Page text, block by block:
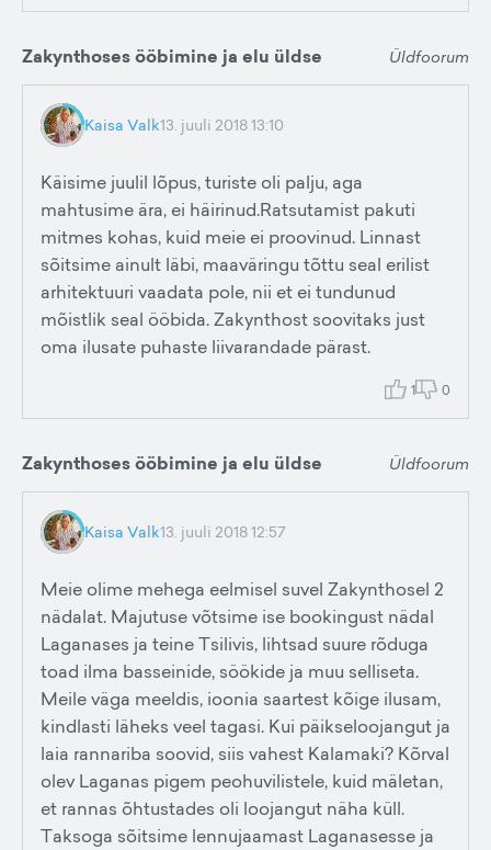
Zakynthoses ööbimine ja elu üldse Üldfoorum
Kaisa Valk13. juuli 2018 13:10
Käisime juulil lõpus, turiste oli palju, aga
mahtusime ära, ei häirinud.Ratsutamist pakuti
mitmes kohas, kuid meie ei proovinud. Linnast
sõitsime ainult läbi, maaväringu tõttu seal erilist
arhitektuuri vaadata pole, nii et ei tundunud
mõistlik seal ööbida. Zakynthost soovitaks just
oma ilusate puhaste liivarandade pärast.
1 0
Zakynthoses ööbimine ja elu üldse Üldfoorum
Kaisa Valk13. juuli 2018 12:57
Meie olime mehega eelmisel suvel Zakynthosel 2
nädalat. Majutuse võtsime ise bookingust nädal
Laganases ja teine Tsilivis, lihtsad suure rõduga
toad ilma basseinide, söökide ja muu selliseta.
Meile väga meeldis, ioonia saartest kõige ilusam,
kindlasti läheks veel tagasi. Kui päikseloojangut ja
laia rannariba soovid, siis vahest Kalamaki? Kõrval
olev Laganas pigem peohuvilistele, kuid mäletan,
et rannas õhtustades oli loojangut näha küll.
Taksoga sõitsime lennujaamast Laganasesse ja